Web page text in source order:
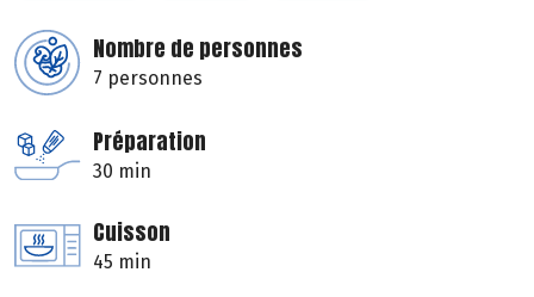
Nombre de personnes
7 personnes
Préparation
30 min
Cuisson
45 min